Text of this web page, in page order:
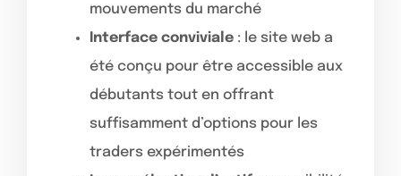
mouvements du marché
Interface conviviale : le site web a
été conçu pour être accessible aux
débutants tout en offrant
suffisamment d’options pour les
traders expérimentés